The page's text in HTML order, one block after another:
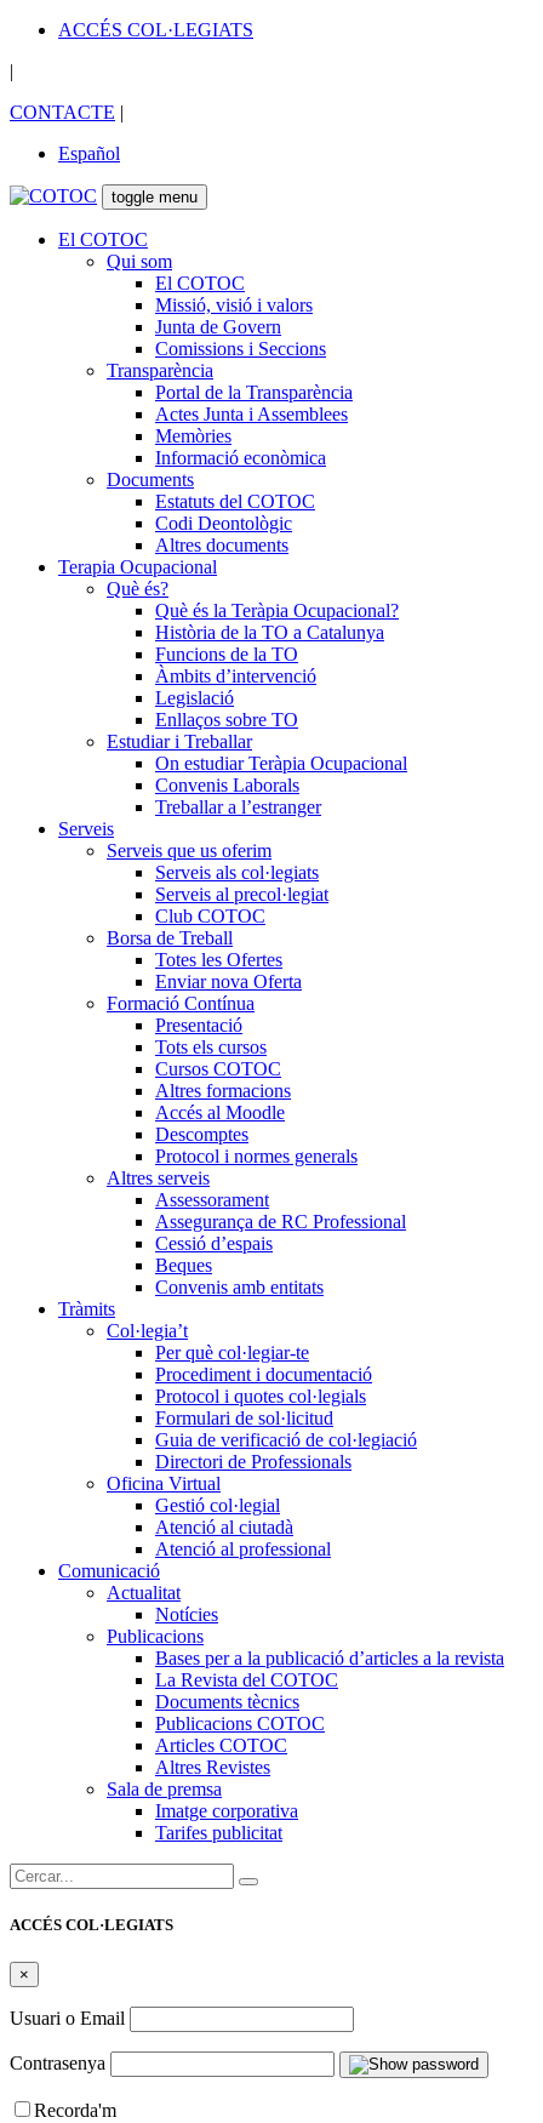
ACCÉS COL·LEGIATS
|
CONTACTE |
Español
toggle menu
El COTOC
Qui som
El COTOC
Missió, visió i valors
Junta de Govern
Comissions i Seccions
Transparència
Portal de la Transparència
Actes Junta i Assemblees
Memòries
Informació econòmica
Documents
Estatuts del COTOC
Codi Deontològic
Altres documents
Terapia Ocupacional
Què és?
Què és la Teràpia Ocupacional?
Història de la TO a Catalunya
Funcions de la TO
Àmbits d’intervenció
Legislació
Enllaços sobre TO
Estudiar i Treballar
On estudiar Teràpia Ocupacional
Convenis Laborals
Treballar a l’estranger
Serveis
Serveis que us oferim
Serveis als col·legiats
Serveis al precol·legiat
Club COTOC
Borsa de Treball
Totes les Ofertes
Enviar nova Oferta
Formació Contínua
Presentació
Tots els cursos
Cursos COTOC
Altres formacions
Accés al Moodle
Descomptes
Protocol i normes generals
Altres serveis
Assessorament
Assegurança de RC Professional
Cessió d’espais
Beques
Convenis amb entitats
Tràmits
Col·legia’t
Per què col·legiar-te
Procediment i documentació
Protocol i quotes col·legials
Formulari de sol·licitud
Guia de verificació de col·legiació
Directori de Professionals
Oficina Virtual
Gestió col·legial
Atenció al ciutadà
Atenció al professional
Comunicació
Actualitat
Notícies
Publicacions
Bases per a la publicació d’articles a la revista
La Revista del COTOC
Documents tècnics
Publicacions COTOC
Articles COTOC
Altres Revistes
Sala de premsa
Imatge corporativa
Tarifes publicitat
Cercar:
ACCÉS COL·LEGIATS
×
Usuari o Email
Contrasenya
Recorda'm